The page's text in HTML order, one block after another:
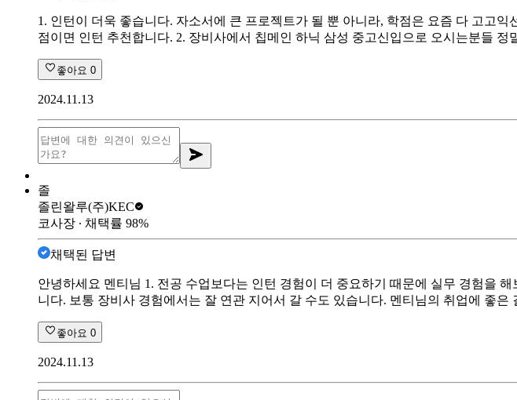
1. 인턴이 더욱 좋습니다. 자소서에 큰 프로젝트가 될 뿐 아니라, 학점은 요즘 다 고고
점이면 인턴 추천합니다. 2. 장비사에서 칩메인 하닉 삼성 중고신입으로 오시는분들
좋아요 0
2024.11.13
졸
졸린왈루(주)KEC
코사장 ∙ 채택률 98%
채택된 답변
안녕하세요 멘티님 1. 전공 수업보다는 인턴 경험이 더 중요하기 때문에 실무 경험을
니다. 보통 장비사 경험에서는 잘 연관 지어서 갈 수도 있습니다. 멘티님의 취업에 좋은
좋아요 0
2024.11.13